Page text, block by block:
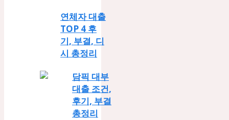
연체자 대출
TOP 4 후
기, 부결, 디
시 총정리
담픽 대부
대출 조건,
후기, 부결
총정리